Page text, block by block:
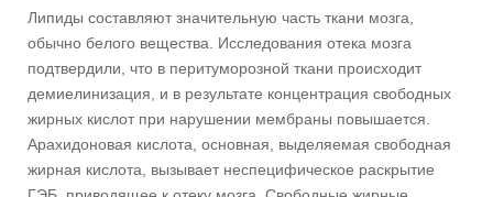
Липиды составляют значительную часть ткани мозга,
обычно белого вещества. Исследования отека мозга
подтвердили, что в перитуморозной ткани происходит
демиелинизация, и в результате концентрация свободных
жирных кислот при нарушении мембраны повышается.
Арахидоновая кислота, основная, выделяемая свободная
жирная кислота, вызывает неспецифическое раскрытие